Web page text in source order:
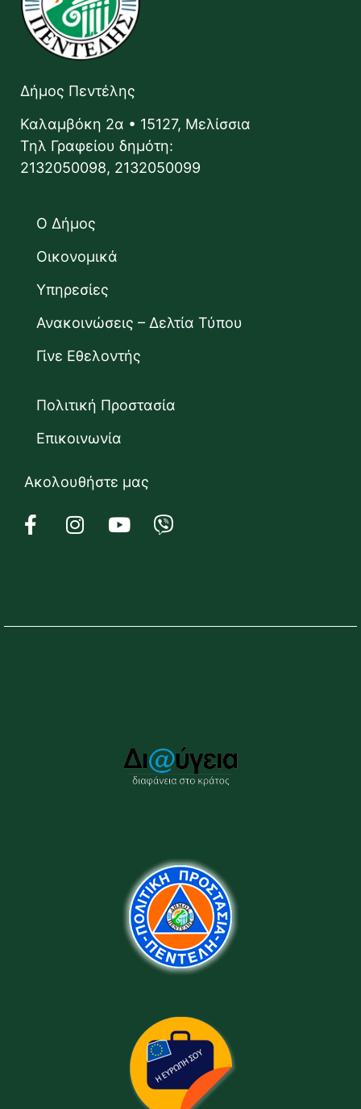
Δήμος Πεντέλης
Καλαμβόκη 2α • 15127, Μελίσσια
Τηλ Γραφείου δημότη:
2132050098, 2132050099
Ο Δήμος
Οικονομικά
Υπηρεσίες
Ανακοινώσεις – Δελτία Τύπου
Γίνε Εθελοντής
Πολιτική Προστασία
Επικοινωνία
Ακολουθήστε μας